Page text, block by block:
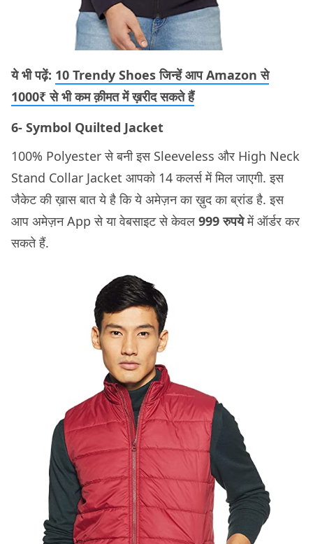
ये भी पढ़ें: 10 Trendy Shoes जिन्हें आप Amazon से
1000₹ से भी कम क़ीमत में ख़रीद सकते हैं
6- Symbol Quilted Jacket
100% Polyester से बनी इस Sleeveless और High Neck
Stand Collar Jacket आपको 14 कलर्स में मिल जाएगी. इस
जैकेट की ख़ास बात ये है कि ये अमेज़न का ख़ुद का ब्रांड है. इस
आप अमेज़न App से या वेबसाइट से केवल 999 रुपयेमें ऑर्डर कर
सकते हैं.